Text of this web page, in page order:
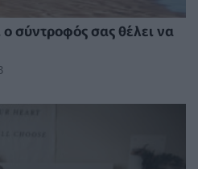
σύντροφός σας θέλει να